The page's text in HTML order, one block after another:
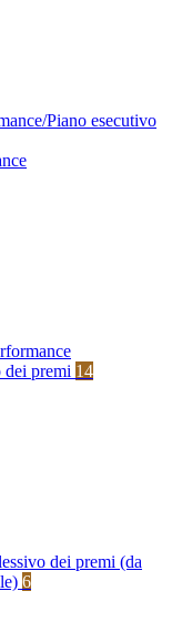
Piano esecutivo
dei premi 14
dei premi (da
6